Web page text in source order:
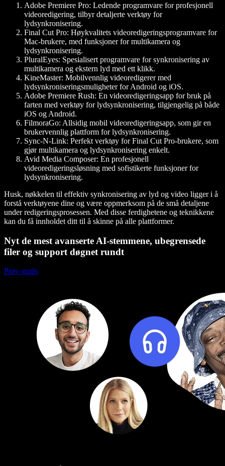
Adobe Premiere Pro: Ledende programvare for profesjonell
videoredigering, tilbyr detaljerte verktøy for
lydsynkronisering.
Final Cut Pro: Høykvalitets videoredigeringsprogramvare for
Mac-brukere, med funksjoner for multikamera og
lydsynkronisering.
PluralEyes: Spesialisert programvare for synkronisering av
multikamera og ekstern lyd med ett klikk.
KineMaster: Mobilvennlig videoredigerer med
lydsynkroniseringsmuligheter for Android og iOS.
Adobe Premiere Rush: En videoredigeringsapp for bruk på
farten med verktøy for lydsynkronisering, tilgjengelig på både
iOS og Android.
FilmoraGo: Allsidig mobil videoredigeringsapp, som gir en
brukervennlig plattform for lydsynkronisering.
Sync-N-Link: Perfekt verktøy for Final Cut Pro-brukere, som
gjør multikamera og lydsynkronisering enkelt.
Avid Media Composer: En profesjonell
videoredigeringsløsning med sofistikerte funksjoner for
lydsynkronisering.
Husk, nøkkelen til effektiv synkronisering av lyd og video ligger i å
forstå verktøyene dine og være oppmerksom på de små detaljene
under redigeringsprosessen. Med disse ferdighetene og teknikkene
kan du få innholdet ditt til å skinne på alle plattformer.
Nyt de mest avanserte AI-stemmene, ubegrensede
filer og support døgnet rundt
Prøv gratis